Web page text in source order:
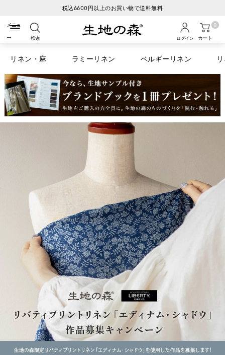
税込6600円以上のお買い物で送料無料
検索 ログイン カート
0
リネン・麻 ラミーリネン ベルギーリネン